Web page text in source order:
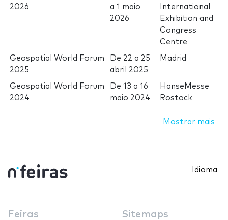
2026
a1 maio
2026
International
Exhibition and
Congress
Centre
Geospatial World Forum
2025
De 22 a 25
abril 2025
Madrid
Geospatial World Forum
2024
De13 a16
maio 2024
HanseMesse
Rostock
Mostrar mais
Idioma
Feiras Sitemaps